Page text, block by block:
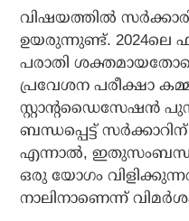
വിഷയത്തിൽ
ഉയരുന്നുണ്ട്. 2024ലെ
പരാതി
പ്രവേശന പരീക്ഷാ
സ്റ്റാന്റഡൈസേഷൻ
ബന്ധപ്പെട്ട്
എന്നാൽ,
ഒരു യോഗം വിളിക്കുന്നത്
നാലിനാണെന്ന്